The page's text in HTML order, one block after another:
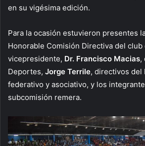
en su vigésima edición.
Para la ocasión estuvieron presentes
Honorable Comisión Directiva del club
vicepresidente, Dr. Francisco Macias,
Deportes, Jorge Terrile, directivos del
federativo y asociativo, y los
subcomisión remera.